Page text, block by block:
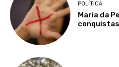
POLÍTICA
Maria da